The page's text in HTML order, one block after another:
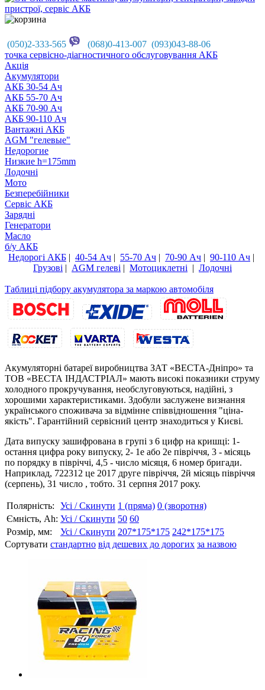
(050)2-333-565
(068)0-413-007 (093)043-88-06
точка сервісно-діагностичного обслуговування АКБ
Акцiя
Акумулятори
АКБ 30-54 Ач
АКБ 55-70 Ач
АКБ 70-90 Ач
АКБ 90-110 Ач
Вантажні АКБ
AGM "гелевые"
Недорогие
Низкие h=175mm
Лодочні
Мото
Безперебійники
Сервiс АКБ
Зарядні
Генератори
Масло
б/у АКБ
Недорогі АКБ | 40-54 Ач | 55-70 Ач | 70-90 Ач | 90-110 Ач |
Грузові | AGM гелеві | Мотоциклетні | Лодочні
Таблиці підбору акумулятора за маркою автомобіля
Акумуляторні батареї виробництва ЗАТ «ВЕСТА-Дніпро» та
ТОВ «ВЕСТА ІНДАСТРІАЛ» мають високі показники струму
холодного прокручування, необслуговуються, надійні, з
хорошими характеристиками. Здобули заслужене визнання
українського споживача за відмінне співвідношення "ціна-
якість". Гарантійний сервісний центр знаходиться у Києві.
Дата випуску зашифрована в групі з 6 цифр на кришці: 1-
остання цифра року випуску, 2- 1е або 2е півріччя, 3 - місяць
по порядку в півріччі, 4,5 - число місяця, 6 номер бригади.
Наприклад, 722312 це 2017 друге півріччя, 2й місяць півріччя
(серпень), 31 число , тобто. 31 серпня 2017 року.
Полярність: Усі / Скинути 1 (пряма) 0 (зворотня)
Ємність, Аh: Усі / Скинути 50 60
Розмір, мм:
Усі / Скинути 207*175*175 242*175*175
Сортувати стандартно від дешевих до дорогих за назвою